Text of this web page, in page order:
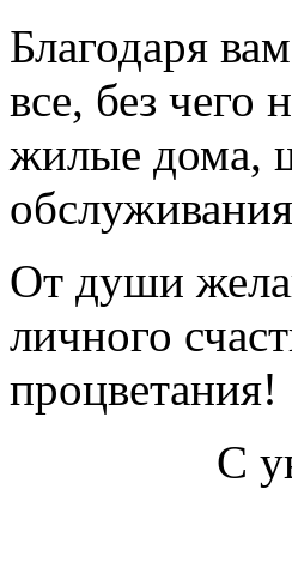
Благодаря
все, без
жилые дома,
От души
личного
процветания!
С